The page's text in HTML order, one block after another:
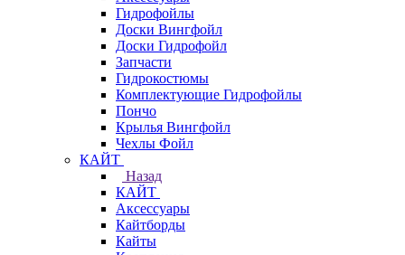
Гидрофойлы
Доски Вингфойл
Доски Гидрофойл
Запчасти
Гидрокостюмы
Комплектующие Гидрофойлы
Пончо
Крылья Вингфойл
Чехлы Фойл
КАЙТ
Назад
КАЙТ
Аксессуары
Кайтборды
Кайты